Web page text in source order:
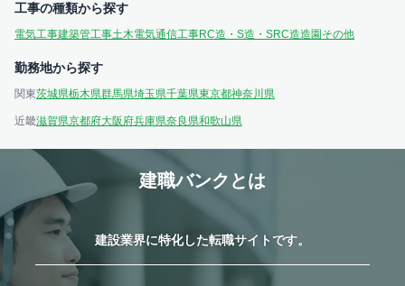
工事の種類から探す
電気工事建築管工事土木電気通信工事RC造・S造・SRC造造園 その他
勤務地から探す
関東茨城県栃木県群馬県埼玉県千葉県東京都神奈川県
近畿滋賀県京都府大阪府兵庫県奈良県和歌山県
建職バンクとは
建設業界に特化した転職サイトです。